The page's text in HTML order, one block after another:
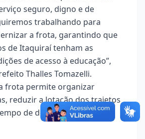
seguro, digno e de
trabalhando para
a frota, garantindo que
de Itaquiraí tenham as
de acesso à educação”,
Thalles Tomazelli.
frota permite organizar
reduzir a lotação dos trajetos
de deslocamento dos